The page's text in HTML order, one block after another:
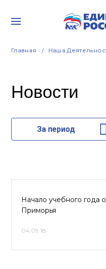
Главная Наша
Новости
За период
Начало учебного года
Приморья
04.09.18